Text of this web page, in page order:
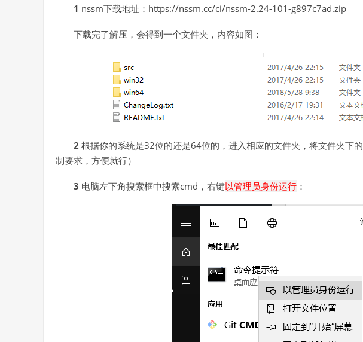
1 nssm下载地址：https://nssm.cc/ci/nssm-2.24-101-g897c7ad.zip
下载完了解压，会得到一个文件夹，内容如图：
2 根据你的系统是32位的还是64位的，进入相应的文件夹，将文件夹下的
制要求，方便就行）
3 电脑左下角搜索框中搜索cmd，右键以管理员身份运行 ：